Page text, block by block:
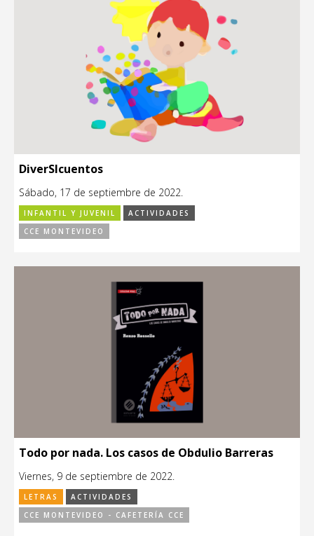
DiverSIcuentos
Sábado, 17 de septiembre de 2022.
INFANTIL Y JUVENIL
ACTIVIDADES
CCE MONTEVIDEO
Todo por nada. Los casos de Obdulio Barreras
Viernes, 9 de septiembre de 2022.
LETRAS
ACTIVIDADES
CCE MONTEVIDEO - CAFETERÍA CCE